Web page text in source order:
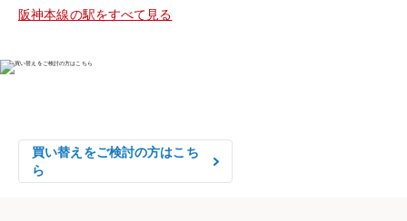
阪神本線の駅をすべて見る
買い替えをご検討の方はこち
ら